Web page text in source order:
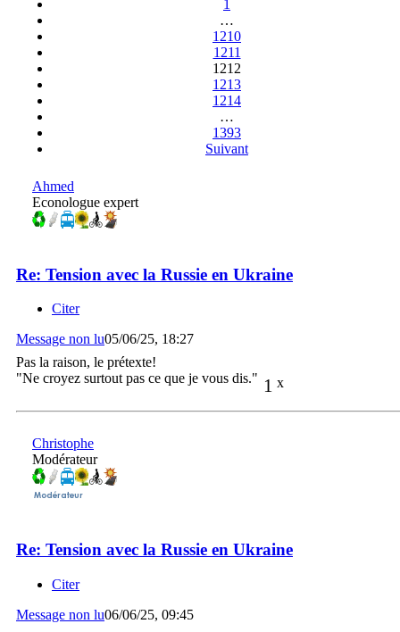
1
…
1210
1211
1212
1213
1214
…
1393
Suivant
Ahmed
Econologue expert
Re: Tension avec la Russie en Ukraine
Citer
Message non lu05/06/25, 18:27
Pas la raison, le prétexte!
1 x
"Ne croyez surtout pas ce que je vous dis."
Christophe
Modérateur
Re: Tension avec la Russie en Ukraine
Citer
Message non lu06/06/25, 09:45